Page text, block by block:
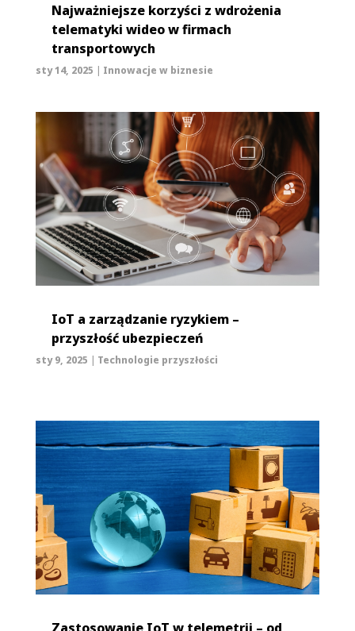
Najważniejsze korzyści z wdrożenia
telematyki wideo w firmach
transportowych
sty 14, 2025 | Innowacje w biznesie
IoT a zarządzanie ryzykiem –
przyszłość ubezpieczeń
sty 9, 2025 | Technologie przyszłości